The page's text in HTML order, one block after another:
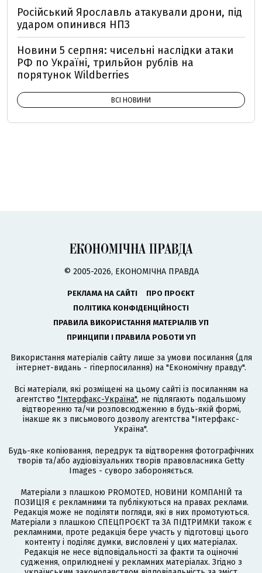
Російський Ярославль атакували дрони, під
ударом опинився НПЗ
Новини 5 серпня: чисельні наслідки атаки
РФ по Україні, трильйон рублів на
порятунок Wildberries
ВСІ НОВИНИ
© 2005-2026, ЕКОНОМІЧНА ПРАВДА
РЕКЛАМА НА САЙТІ
ПРО ПРОЄКТ
ПОЛІТИКА КОНФІДЕНЦІЙНОСТІ
ПРАВИЛА ВИКОРИСТАННЯ МАТЕРІАЛІВ УП
ПРИНЦИПИ І ПРАВИЛА РОБОТИ УП
Використання матеріалів сайту лише за умови посилання (для
інтернет-видань - гіперпосилання) на "Економічну правду".
Всі матеріали, які розміщені на цьому сайті із посиланням на
агентство "Інтерфакс-Україна", не підлягають подальшому
відтворенню та/чи розповсюдженню в будь-якій формі,
інакше як з письмового дозволу агентства "Інтерфакс-
Україна".
Будь-яке копіювання, передрук та відтворення фотографічних
творів та/або аудіовізуальних творів правовласника Getty
Images - суворо забороняється.
Матеріали з плашкою PROMOTED, НОВИНИ КОМПАНІЙ та
ПОЗИЦІЯ є рекламними та публікуються на правах реклами.
Редакція може не поділяти погляди, які в них промотуються.
Матеріали з плашкою СПЕЦПРОЄКТ та ЗА ПІДТРИМКИ також є
рекламними, проте редакція бере участь у підготовці цього
контенту і поділяє думки, висловлені у цих матеріалах.
Редакція не несе відповідальності за факти та оціночні
судження, оприлюднені у рекламних матеріалах. Згідно з